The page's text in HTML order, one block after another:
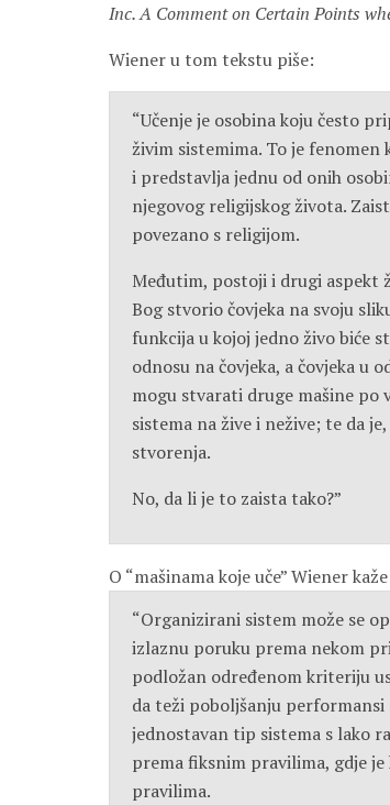
Inc. A Comment on Certain Points
Wiener u tom tekstu piše:
“Učenje je osobina koju često
živim sistemima. To je fenomen
i predstavlja jednu od onih
njegovog religijskog života.
povezano s religijom.
Međutim, postoji i drugi aspekt
Bog stvorio čovjeka na svoju
funkcija u kojoj jedno živo biće
odnosu na čovjeka, a čovjeka
mogu stvarati druge mašine po
sistema na žive i nežive; te da
stvorenja.
No, da li je to zaista tako?”
O “mašinama koje uče” Wiener
“Organizirani sistem može se
izlaznu poruku prema nekom
podložan određenom kriteriju
da teži poboljšanju
jednostavan tip sistema s lako
prema fiksnim pravilima, gdje
pravilima.